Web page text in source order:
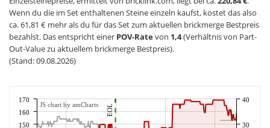
Wenn du die im Set enthaltenen Steine einzeln kaufst, kostet das also
ca. 61,81 € mehr als du für das Set zum aktuellen brickmerge Bestpreis
bezahlst. Das entspricht einer POV-Ratevon 1,4(Verhältnis von Part-
Out-Value zu aktuellem brickmerge Bestpreis).
(Stand: 09.08.2026)
EOL
150
160
170
30
40
JS chart by amCharts